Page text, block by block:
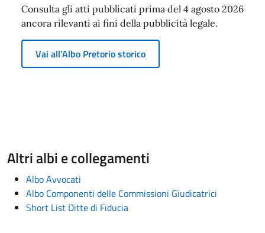
Consulta gli atti pubblicati prima del 4 agosto 2026
ancora rilevanti ai fini della pubblicità legale.
Vai all'Albo Pretorio storico
Altri albi e collegamenti
Albo Avvocati
Albo Componenti delle Commissioni Giudicatrici
Short List Ditte di Fiducia